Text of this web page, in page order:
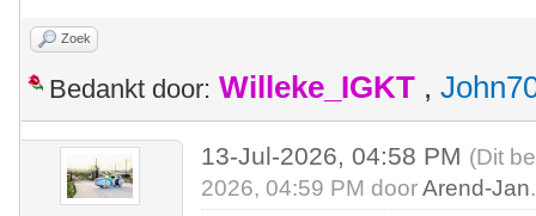
Zoek
Bedankt door: Willeke_IGKT ,
13-Jul-2026, 04:58 PM (Dit
2026, 04:59 PM doorArend-Jan